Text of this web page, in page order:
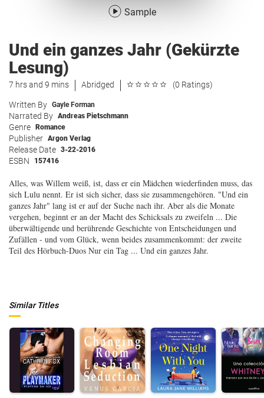
Sample
Und ein ganzes Jahr (Gekürzte
Lesung)
7 hrs and 9 mins Abridged (0 Ratings)
Written By Gayle Forman
Narrated By Andreas Pietschmann
Genre Romance
Publisher Argon Verlag
Release Date 3-22-2016
ESBN 157416
Alles, was Willem weiß, ist, dass er ein Mädchen wiederfinden muss, das
sich Lulu nennt. Er ist sich sicher, dass sie zusammengehören. "Und ein
ganzes Jahr" lang ist er auf der Suche nach ihr. Aber als die Monate
vergehen, beginnt er an der Macht des Schicksals zu zweifeln ... Die
überwältigende und berührende Geschichte von Entscheidungen und
Zufällen - und vom Glück, wenn beides zusammenkommt: der zweite
Teil des Hörbuch-Duos Nur ein Tag ... Und ein ganzes Jahr.
Similar Titles